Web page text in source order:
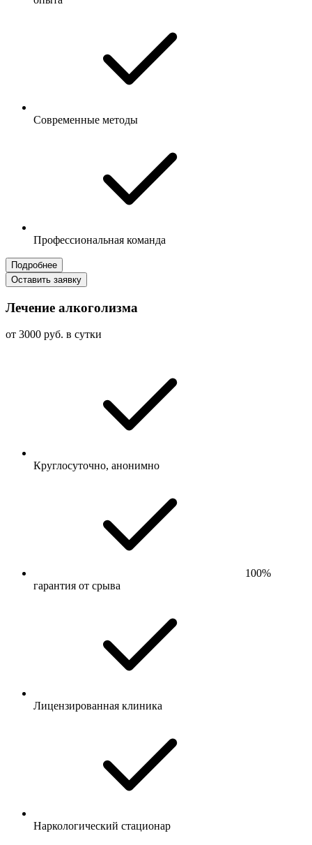
Современные методы
Профессиональная команда
Подробнее
Оставить заявку
Лечение алкоголизма
от 3000 руб. в сутки
Круглосуточно, анонимно
100%
гарантия от срыва
Лицензированная клиника
Наркологический стационар